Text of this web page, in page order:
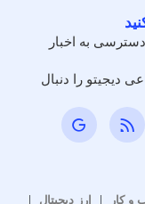
به اخبار
دیجیتو را دنبال
و کار ارز دیجیتال